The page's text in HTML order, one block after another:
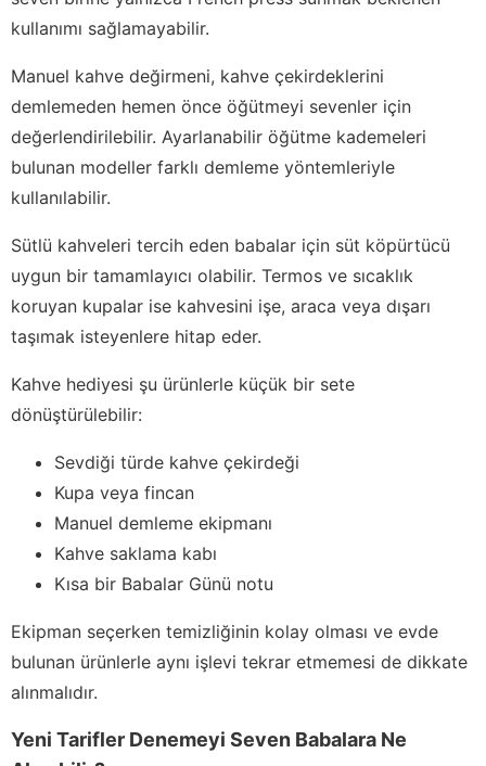
kullanımı sağlamayabilir.
Manuel kahve değirmeni, kahve çekirdeklerini
demlemeden hemen önce öğütmeyi sevenler için
değerlendirilebilir. Ayarlanabilir öğütme kademeleri
bulunan modeller farklı demleme yöntemleriyle
kullanılabilir.
Sütlü kahveleri tercih eden babalar için süt köpürtücü
uygun bir tamamlayıcı olabilir. Termos ve sıcaklık
koruyan kupalar ise kahvesini işe, araca veya dışarı
taşımak isteyenlere hitap eder.
Kahve hediyesi şu ürünlerle küçük bir sete
dönüştürülebilir:
Sevdiği türde kahve çekirdeği
Kupa veya fincan
Manuel demleme ekipmanı
Kahve saklama kabı
Kısa bir Babalar Günü notu
Ekipman seçerken temizliğinin kolay olması ve evde
bulunan ürünlerle aynı işlevi tekrar etmemesi de dikkate
alınmalıdır.
Yeni Tarifler Denemeyi Seven Babalara Ne